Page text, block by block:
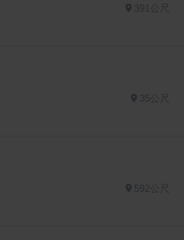
35公尺
592公尺